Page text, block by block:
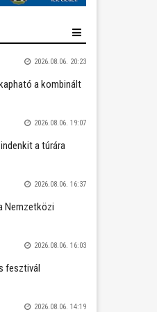
2026.08.06. 20:23
a kombinált
2026.08.06. 19:07
a túrára
2026.08.06. 16:37
Nemzetközi
2026.08.06. 16:03
fesztivál
2026.08.06. 14:19